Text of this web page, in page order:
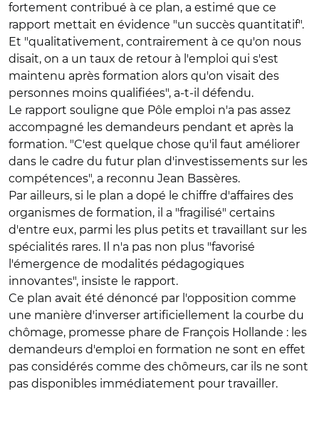
fortement contribué à ce plan, a estimé que ce
rapport mettait en évidence "un succès quantitatif".
Et "qualitativement, contrairement à ce qu'on nous
disait, on a un taux de retour à l'emploi qui s'est
maintenu après formation alors qu'on visait des
personnes moins qualifiées", a-t-il défendu.
Le rapport souligne que Pôle emploi n'a pas assez
accompagné les demandeurs pendant et après la
formation. "C'est quelque chose qu'il faut améliorer
dans le cadre du futur plan d'investissements sur les
compétences", a reconnu Jean Bassères.
Par ailleurs, si le plan a dopé le chiffre d'affaires des
organismes de formation, il a "fragilisé" certains
d'entre eux, parmi les plus petits et travaillant sur les
spécialités rares. Il n'a pas non plus "favorisé
l'émergence de modalités pédagogiques
innovantes", insiste le rapport.
Ce plan avait été dénoncé par l'opposition comme
une manière d'inverser artificiellement la courbe du
chômage, promesse phare de François Hollande : les
demandeurs d'emploi en formation ne sont en effet
pas considérés comme des chômeurs, car ils ne sont
pas disponibles immédiatement pour travailler.